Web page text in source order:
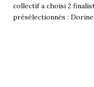
collectif a choisi 2
présélectionnés :